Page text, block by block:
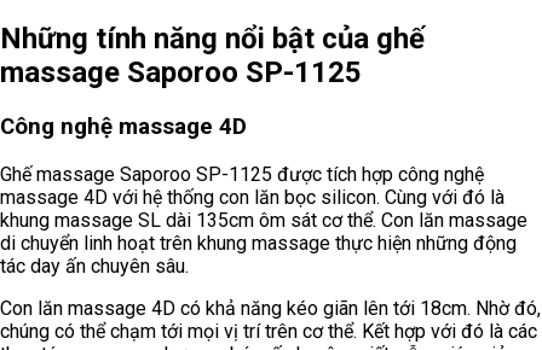
Những tính năng nổi bật của ghế
massage Saporoo SP-1125
Công nghệ massage 4D
Ghế massage Saporoo SP-1125 được tích hợp công nghệ
massage 4D với hệ thống con lăn bọc silicon. Cùng với đó là
khung massage SL dài 135cm ôm sát cơ thể. Con lăn massage
di chuyển linh hoạt trên khung massage thực hiện những động
tác day ấn chuyên sâu.
Con lăn massage 4D có khả năng kéo giãn lên tới 18cm. Nhờ đó,
chúng có thể chạm tới mọi vị trí trên cơ thể. Kết hợp với đó là các